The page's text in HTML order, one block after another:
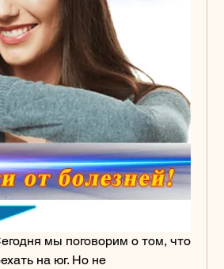
мы поговорим о том, что
на юг. Но не